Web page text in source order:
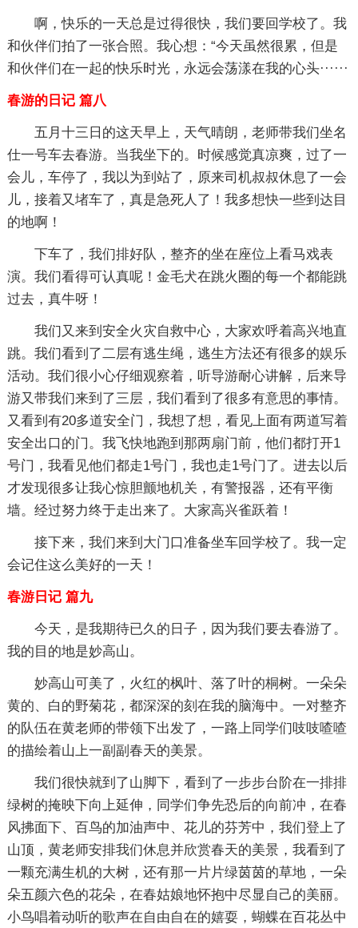
啊，快乐的一天总是过得很快，我们要回学校了。我
和伙伴们拍了一张合照。我心想：“今天虽然很累，但是
和伙伴们在一起的快乐时光，永远会荡漾在我的心头······
春游的日记 篇八
五月十三日的这天早上，天气晴朗，老师带我们坐名
仕一号车去春游。当我坐下的。时候感觉真凉爽，过了一
会儿，车停了，我以为到站了，原来司机叔叔休息了一会
儿，接着又堵车了，真是急死人了！我多想快一些到达目
的地啊！
下车了，我们排好队，整齐的坐在座位上看马戏表
演。我们看得可认真呢！金毛犬在跳火圈的每一个都能跳
过去，真牛呀！
我们又来到安全火灾自救中心，大家欢呼着高兴地直
跳。我们看到了二层有逃生绳，逃生方法还有很多的娱乐
活动。我们很小心仔细观察着，听导游耐心讲解，后来导
游又带我们来到了三层，我们看到了很多有意思的事情。
又看到有20多道安全门，我想了想，看见上面有两道写着
安全出口的门。我飞快地跑到那两扇门前，他们都打开1
号门，我看见他们都走1号门，我也走1号门了。进去以后
才发现很多让我心惊胆颤地机关，有警报器，还有平衡
墙。经过努力终于走出来了。大家高兴雀跃着！
接下来，我们来到大门口准备坐车回学校了。我一定
会记住这么美好的一天！
春游日记 篇九
今天，是我期待已久的日子，因为我们要去春游了。
我的目的地是妙高山。
妙高山可美了，火红的枫叶、落了叶的桐树。一朵朵
黄的、白的野菊花，都深深的刻在我的脑海中。一对整齐
的队伍在黄老师的带领下出发了，一路上同学们吱吱喳喳
的描绘着山上一副副春天的美景。
我们很快就到了山脚下，看到了一步步台阶在一排排
绿树的掩映下向上延伸，同学们争先恐后的向前冲，在春
风拂面下、百鸟的加油声中、花儿的芬芳中，我们登上了
山顶，黄老师安排我们休息并欣赏春天的美景，我看到了
一颗充满生机的大树，还有那一片片绿茵茵的草地，一朵
朵五颜六色的花朵，在春姑娘地怀抱中尽显自己的美丽。
小鸟唱着动听的歌声在自由自在的嬉耍，蝴蝶在百花丛中